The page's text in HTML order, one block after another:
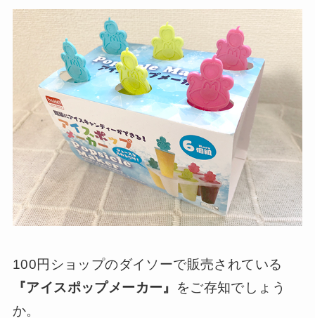
100円ショップのダイソーで販売されている
『アイスポップメーカー』
をご存知でしょう
か。